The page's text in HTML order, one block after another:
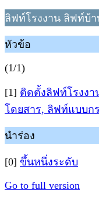
ลิฟท์โรงงาน ลิฟท์บ้
หัวข้อ
(1/1)
[1] ติดตั้งลิฟท์โรงงา
โดยสาร, ลิฟท์แบบก
นำร่อง
[0] ขึ้นหนึ่งระดับ
Go to full version